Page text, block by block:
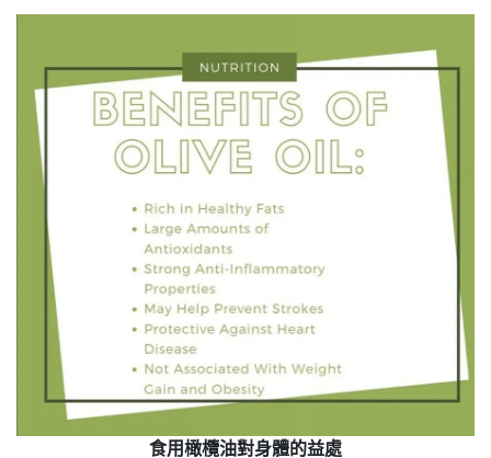
食用橄欖油對身體的益處